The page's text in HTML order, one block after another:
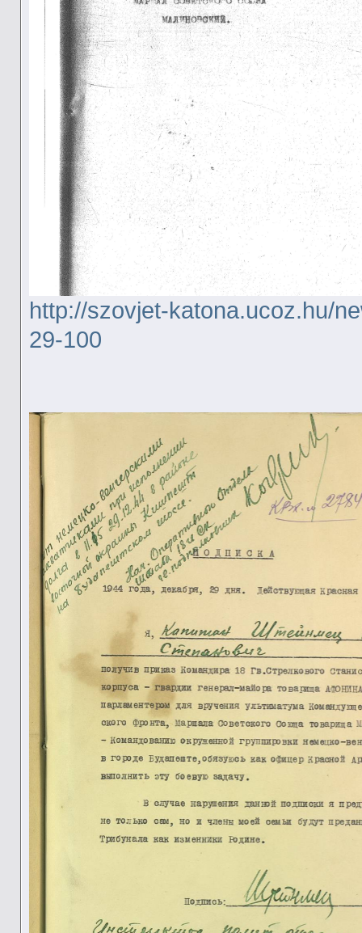
http://szovjet-katona.ucoz.hu/
29-100